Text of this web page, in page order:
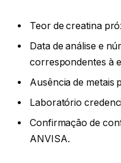
Teor de creatina
Data de análise e
correspondentes à
Ausência de metais
Laboratório
Confirmação de
ANVISA.